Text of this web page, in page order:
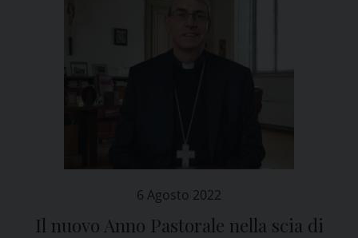
6 Agosto 2022
Il nuovo Anno Pastorale nella scia di